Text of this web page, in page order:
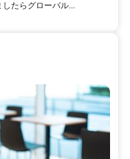
たらグローバル...